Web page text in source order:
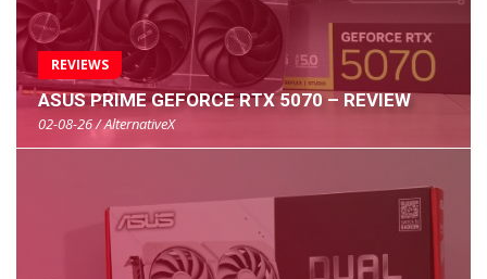
REVIEWS
ASUS PRIME GEFORCE RTX 5070 – REVIEW
02-08-26 / AlternativeX